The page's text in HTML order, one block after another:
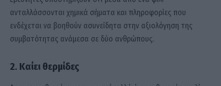
ανταλλάσσονται χημικά σήματα και πληροφορίες που
ενδέχεται να βοηθούν ασυνείδητα στην αξιολόγηση της
συμβατότητας ανάμεσα σε δύο ανθρώπους.
2. Καίει θερμίδες